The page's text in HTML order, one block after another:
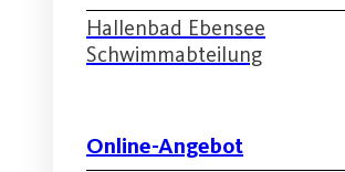
Hallenbad Ebensee
Schwimmabteilung
Online-Angebot